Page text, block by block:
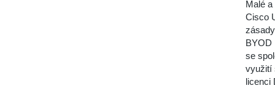
Malé
Cisco
BYOD
se
využití
licenci